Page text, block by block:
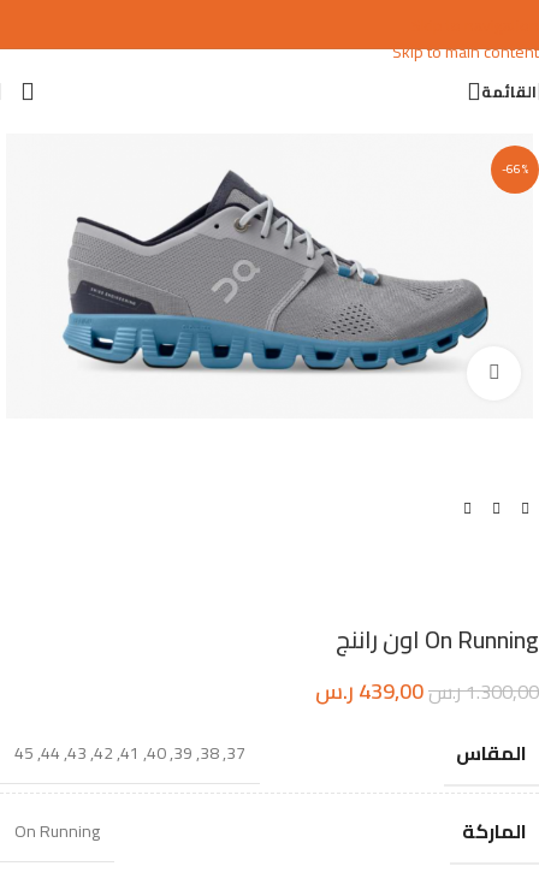
Skip to main content
القائمة
-66%
اضغط للتكبير
On Running اون راننج
1.300,00ر.س439,00ر.س
المقاس 37
,
38
,
39
,
40
,
41
,
42
,
43
,
44
,
45
الماركة On Running